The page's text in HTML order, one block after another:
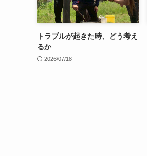
トラブルが起きた時、どう考え
るか
2026/07/18